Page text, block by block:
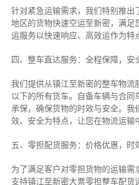
针对紧急运输需求，我们特别推出
地区的货物快速空运至新密，满足
运服务以快速响应、高效运作为特
四、整车直达服务：全程保障，安
我们提供从镇江至新密的整车物
以下的所有货车。自备车辆与合同
承保，确保货物的时效与安全。我
效、安全为特点，让您在物流运输
五、零担配货服务：价格优惠，时
为了满足客户对零担货物的运输需
支持镇江至新密大票零担整车配